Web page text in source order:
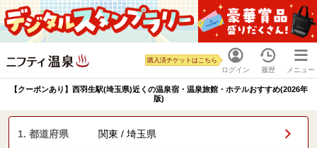
ログイン
購入済チケットはこちら
履歴 メニュー
【クーポンあり】西羽生駅(埼玉県)近くの温泉宿・温泉旅館・ホテルおすすめ(2026年
版)
1. 都道府県 関東 / 埼玉県